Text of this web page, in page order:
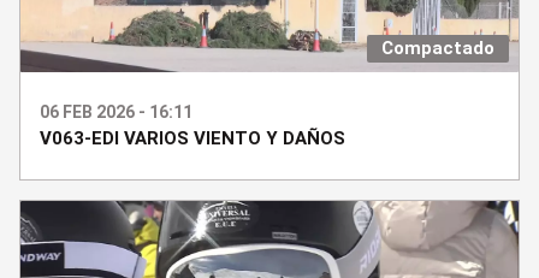
Compactado
06 FEB 2026 - 16:11
V063-EDI VARIOS VIENTO Y DAÑOS